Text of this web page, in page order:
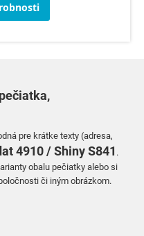
,
pre krátke texty (adresa,
4910 / Shiny S841 .
obalu pečiatky alebo si
či iným obrázkom.